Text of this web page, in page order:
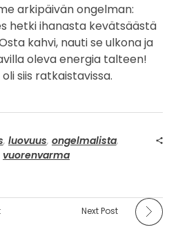
arkipäivän ongelman:
hetki ihanasta kevätsäästä
kahvi, nauti se ulkona ja
oleva energia talteen!
siis ratkaistavissa.
, luovuus, ongelmalista,
vuorenvarma
Next Post